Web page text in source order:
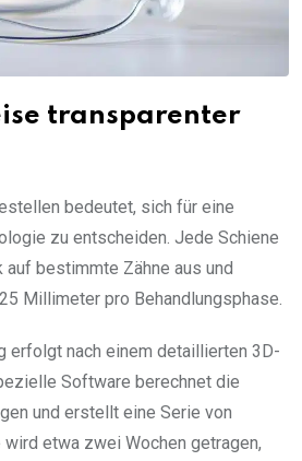
transparenter
bedeutet, sich für eine
zu entscheiden. Jede Schiene
bestimmte Zähne aus und
Millimeter pro Behandlungsphase.
erfolgt nach einem detaillierten 3D-
Software berechnet die
und erstellt eine Serie von
etwa zwei Wochen getragen,